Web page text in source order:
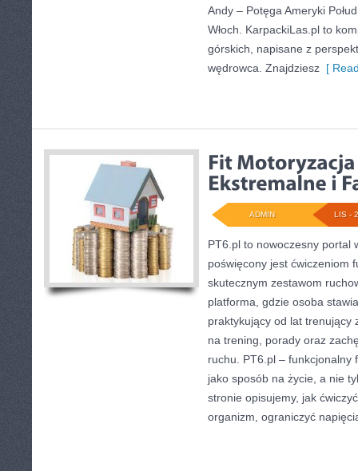
Andy – Potęga Ameryki
Włoch. KarpackiLas.pl to
górskich, napisane z
wędrowca. Znajdziesz [
LIS -
ADMIN
PT6.pl to nowoczesny portal
poświęcony jest ćwiczeniom
skutecznym zestawom
platforma, gdzie osoba
praktykujący od lat trenujący
na trening, porady oraz
ruchu. PT6.pl – funkcjonalny
jako sposób na życie, a nie
stronie opisujemy, jak
organizm, ograniczyć